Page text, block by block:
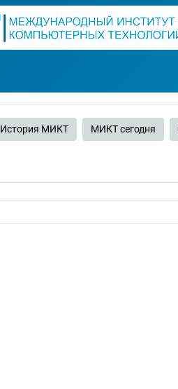
История МИКТ МИКТ сегодня